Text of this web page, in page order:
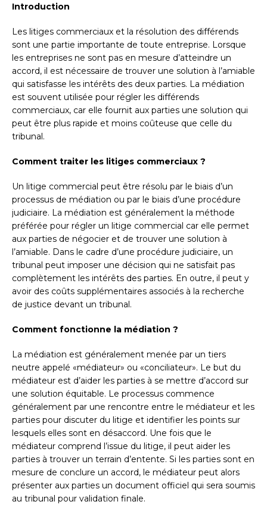
Introduction
Les litiges commerciaux et la résolution des différends
sont une partie importante de toute entreprise. Lorsque
les entreprises ne sont pas en mesure d’atteindre un
accord, il est nécessaire de trouver une solution à l’amiable
qui satisfasse les intérêts des deux parties. La médiation
est souvent utilisée pour régler les différends
commerciaux, car elle fournit aux parties une solution qui
peut être plus rapide et moins coûteuse que celle du
tribunal.
Comment traiter les litiges commerciaux ?
Un litige commercial peut être résolu par le biais d’un
processus de médiation ou par le biais d’une procédure
judiciaire. La médiation est généralement la méthode
préférée pour régler un litige commercial car elle permet
aux parties de négocier et de trouver une solution à
l’amiable. Dans le cadre d’une procédure judiciaire, un
tribunal peut imposer une décision qui ne satisfait pas
complètement les intérêts des parties. En outre, il peut y
avoir des coûts supplémentaires associés à la recherche
de justice devant un tribunal.
Comment fonctionne la médiation ?
La médiation est généralement menée par un tiers
neutre appelé «médiateur» ou «conciliateur». Le but du
médiateur est d’aider les parties à se mettre d’accord sur
une solution équitable. Le processus commence
généralement par une rencontre entre le médiateur et les
parties pour discuter du litige et identifier les points sur
lesquels elles sont en désaccord. Une fois que le
médiateur comprend l’issue du litige, il peut aider les
parties à trouver un terrain d’entente. Si les parties sont en
mesure de conclure un accord, le médiateur peut alors
présenter aux parties un document officiel qui sera soumis
au tribunal pour validation finale.